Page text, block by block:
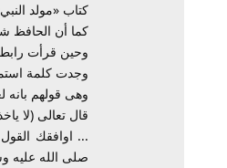
كتاب «مولد النبي» ص 21، وفي كتاب «البداية
كما أن الحافظ
وحين قرأت
وجدت كلمة
وهى قولهم بانه
قال تعالى (لا
... اوافقك القول
صلى الله عليه